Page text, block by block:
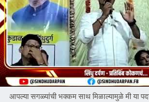
आपल्या सगळ्यांची भक्कम साथ मिळाल्यामुळे मी या